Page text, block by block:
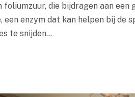
foliumzuur, die bijdragen aan
een enzym dat kan helpen bij de
te snijden…